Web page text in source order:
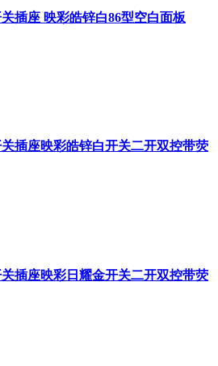
插座 映彩皓锌白86型空白面板
插座映彩皓锌白开关二开双控带荧
插座映彩日耀金开关二开双控带荧